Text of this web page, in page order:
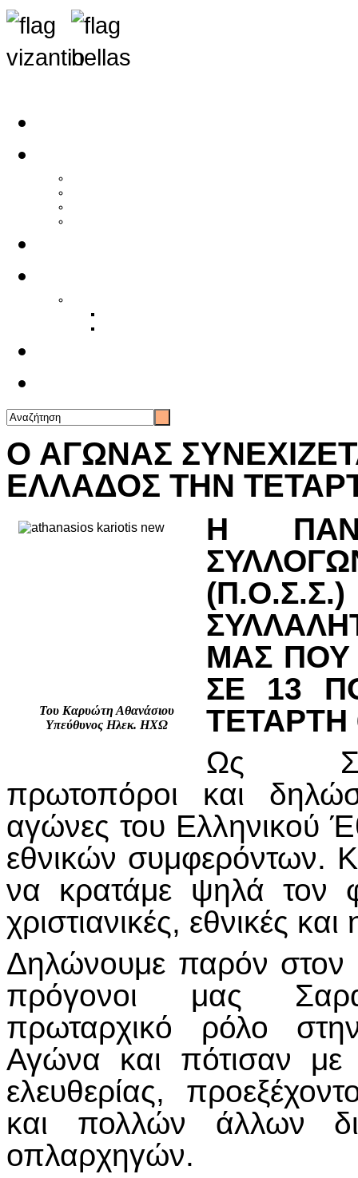
Ο ΑΓΩΝΑΣ
ΕΛΛΑΔΟΣ ΤΗΝ
Του Καρυώτη Αθανάσιου
Υπεύθυνος Ηλεκ. ΗΧΩ
Η
ΜΑΣ ΠΟΥ
ΣΕ 13
ΤΕΤΑΡΤΗ
Ως
πρωτοπόροι και
αγώνες του Ελληνικού
εθνικών συμφερόντων.
να κρατάμε ψηλά τον
χριστιανικές, εθνικές
Δηλώνουμε παρόν στον
πρόγονοι μας
πρωταρχικό ρόλο
Αγώνα και πότισαν με
ελευθερίας,
και πολλών άλλων
οπλαρχηγών.